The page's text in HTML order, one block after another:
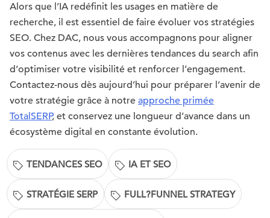
Alors que l’IA redéfinit les usages en matière de
recherche, il est essentiel de faire évoluer vos stratégies
SEO. Chez DAC, nous vous accompagnons pour aligner
vos contenus avec les dernières tendances du search afin
d’optimiser votre visibilité et renforcer l’engagement.
Contactez-nous dès aujourd’hui pour préparer l’avenir de
votre stratégie grâce à notre approche primée
TotalSERP, et conservez une longueur d’avance dans un
écosystème digital en constante évolution.
TENDANCES SEO IA ET SEO
STRATÉGIE SERP FULL?FUNNEL STRATEGY